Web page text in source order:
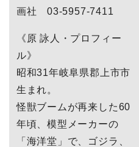
画社 03-5957-7411
《原 詠人・プロフィー
ル》
昭和31年岐阜県郡上市市
生まれ。
怪獣ブームが再来した60
年頃、模型メーカーの
「海洋堂」で、ゴジラ、